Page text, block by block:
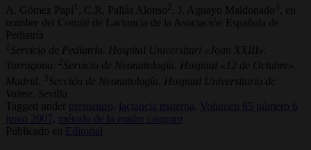
A. Gómez Papí 1 , C.R. Pallás Alonso , J. Aguayo Maldonado 3
, en
nombre del Comité de Lactancia de la Asociación Española de
Pediatría
1 Servicio de Pediatría. Hospital Universitari «Joan XXIII».
Tarragona. 2 Servicio de Neonatología. Hospital «12 de Octubre».
Madrid.
3 Sección de Neonatología. Hospital Universitario de
Valme. Sevilla
Tagged under
prematuro, lactancia materna,
Volumen 65 número 6
junio 2007,
método de la madre canguro
Publicado en
Editorial